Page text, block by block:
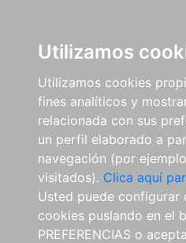
Utilizamos
Utilizamos cookies
fines analíticos y
relacionada con sus
un perfil elaborado a
navegación (por
visitados). Clica aquí
Usted puede configurar
cookies puslando en el
PREFERENCIAS o